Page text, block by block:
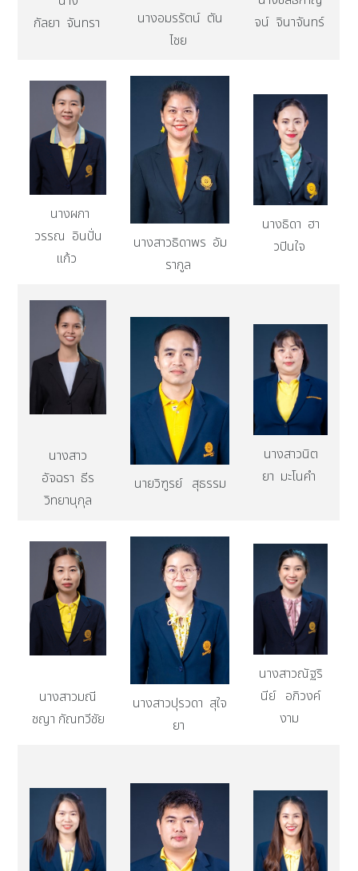
กัลยา จันทรา
นางอมรรัตน์ ตัน
ไชย
จน์ จินาจันทร์
นางผกา
วรรณ อินปั่น
แก้ว
นางสาวธิดาพร อัม
รากูล
นางธิดา ฮา
วปินใจ
นางสาว
อัจฉรา ธีร
วิทยานุกุล
นายวิฑูรย์ สุธรรม
นางสาวนิต
ยา มะโนคำ
นางสาวมณี
ชญา กัณทวีชัย
นางสาวปุรวดา สุใจ
ยา
นางสาวณัฐริ
นีย์ อภิวงค์
งาม